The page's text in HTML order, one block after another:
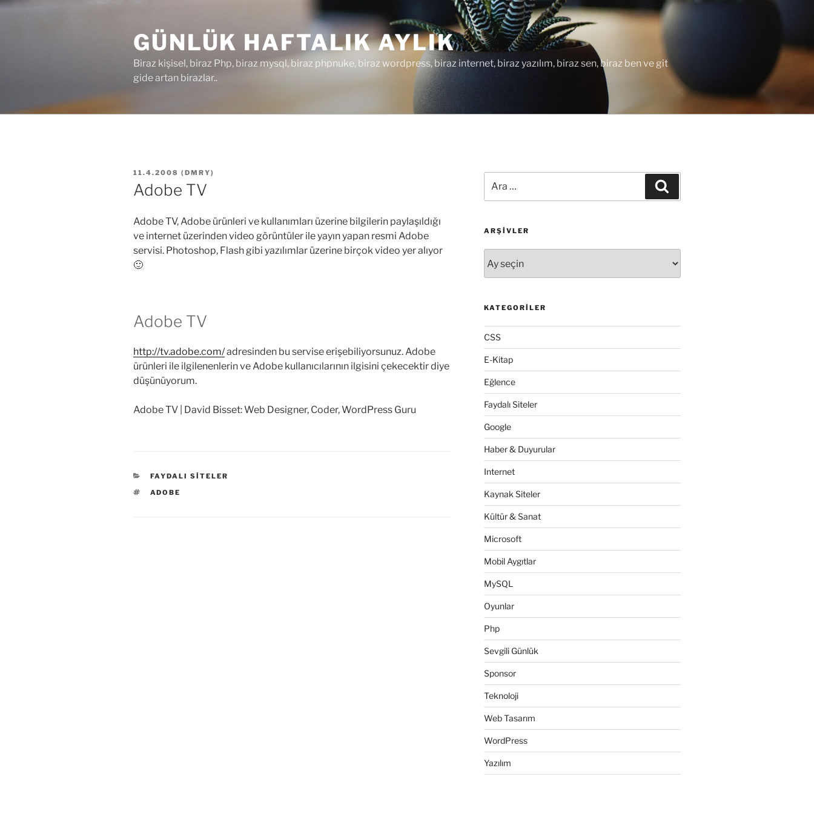
İçeriğe
GÜNLÜK HAFTALIK AYLIK
Biraz kişisel, biraz Php, biraz mysql, biraz phpnuke, biraz wordpress, biraz internet, biraz yazılım, biraz sen, biraz ben ve git
gide artan birazlar..
YAYIM
TARIHI
11.4.2008 ( DMRY)
Adobe TV
Adobe TV, Adobe ürünleri ve kullanımları üzerine bilgilerin paylaşıldığı
ve internet üzerinden video görüntüler ile yayın yapan resmi Adobe
servisi. Photoshop, Flash gibi yazılımlar üzerine birçok video yer alıyor
🙂
Adobe TV
http://tv.adobe.com/adresinden bu servise erişebiliyorsunuz. Adobe
ürünleri ile ilgilenenlerin ve Adobe kullanıcılarının ilgisini çekecektir diye
düşünüyorum.
Adobe TV | David Bisset: Web Designer, Coder, WordPress Guru
KATEGORILER
FAYDALI SITELER
ETIKETLER
ADOBE
ARŞIVLER
KATEGORILER
CSS
E-Kitap
Eğlence
Faydalı Siteler
Google
Haber & Duyurular
Internet
Kaynak Siteler
Kültür & Sanat
Microsoft
Mobil Aygıtlar
MySQL
Oyunlar
Php
Sevgili Günlük
Sponsor
Teknoloji
Web Tasarım
WordPress
Yazılım